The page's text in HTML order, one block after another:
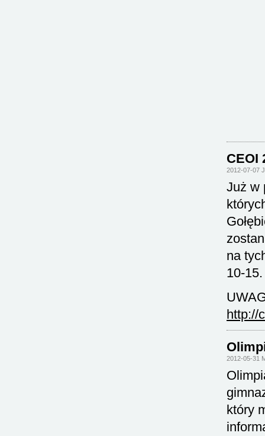
CEOI
2012-07-07
Już w
na
10-
http://
2012-05-31
który